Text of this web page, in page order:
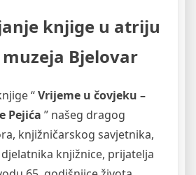
knjige u atriju
Bjelovar
“Vrijeme u čovjeku –
Pejića ” našeg dragog
knjižničarskog savjetnika,
knjižnice, prijatelja